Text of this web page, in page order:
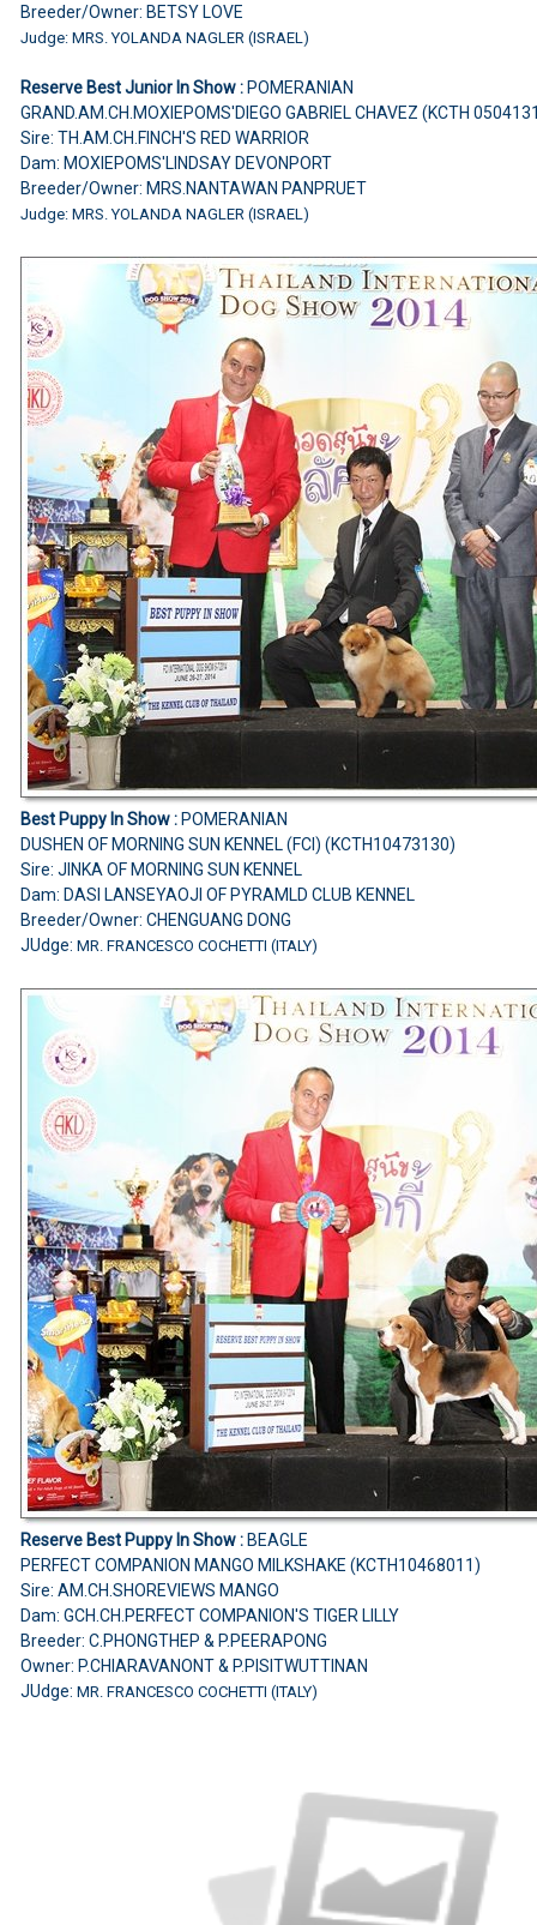
Breeder/Owner: BETSY LOVE
Judge: MRS. YOLANDA NAGLER (ISRAEL)
Reserve Best Junior In Show : POMERANIAN
GRAND.AM.CH.MOXIEPOMS'DIEGO GABRIEL CHAVEZ (KCTH
Sire: TH.AM.CH.FINCH'S RED WARRIOR
Dam: MOXIEPOMS'LINDSAY DEVONPORT
Breeder/Owner: MRS.NANTAWAN PANPRUET
Judge: MRS. YOLANDA NAGLER (ISRAEL)
Best Puppy In Show : POMERANIAN
DUSHEN OF MORNING SUN KENNEL (FCI) (KCTH10473130)
Sire: JINKA OF MORNING SUN KENNEL
Dam: DASI LANSEYAOJI OF PYRAMLD CLUB KENNEL
Breeder/Owner: CHENGUANG DONG
JUdge: MR. FRANCESCO COCHETTI (ITALY)
Reserve Best Puppy In Show : BEAGLE
PERFECT COMPANION MANGO MILKSHAKE (KCTH10468011)
Sire: AM.CH.SHOREVIEWS MANGO
Dam: GCH.CH.PERFECT COMPANION'S TIGER LILLY
Breeder: C.PHONGTHEP & P.PEERAPONG
Owner: P.CHIARAVANONT & P.PISITWUTTINAN
JUdge: MR. FRANCESCO COCHETTI (ITALY)